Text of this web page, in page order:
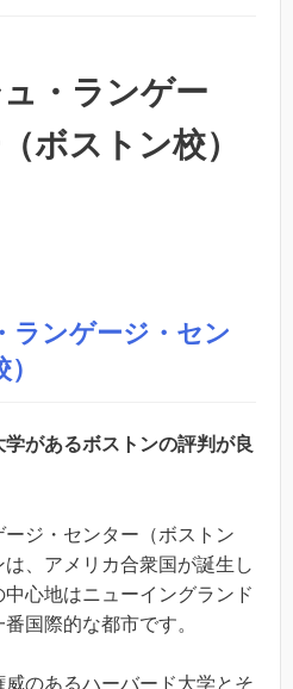
・ランゲー
ボストン校）
ランゲージ・セン
があるボストンの評判が良
ジ・センター（ボストン
、アメリカ合衆国が誕生し
心地はニューイングランド
国際的な都市です。
のあるハーバード大学とそ